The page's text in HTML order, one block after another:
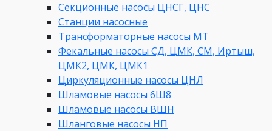
Секционные насосы ЦНСГ, ЦНС
Станции насосные
Трансформаторные насосы МТ
Фекальные насосы СД, ЦМК, СМ, Иртыш,
ЦМК2, ЦМК, ЦМК1
Циркуляционные насосы ЦНЛ
Шламовые насосы 6Ш8
Шламовые насосы ВШН
Шланговые насосы НП